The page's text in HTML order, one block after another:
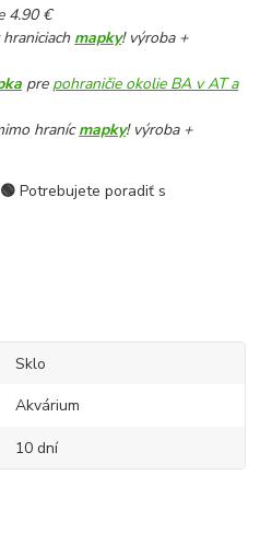
4.90 €
mapky! výroba +
pre pohraničie okolie BA v AT a
hranícmapky! výroba +
🟢Potrebujete poradiť s
Sklo
Akvárium
10 dní